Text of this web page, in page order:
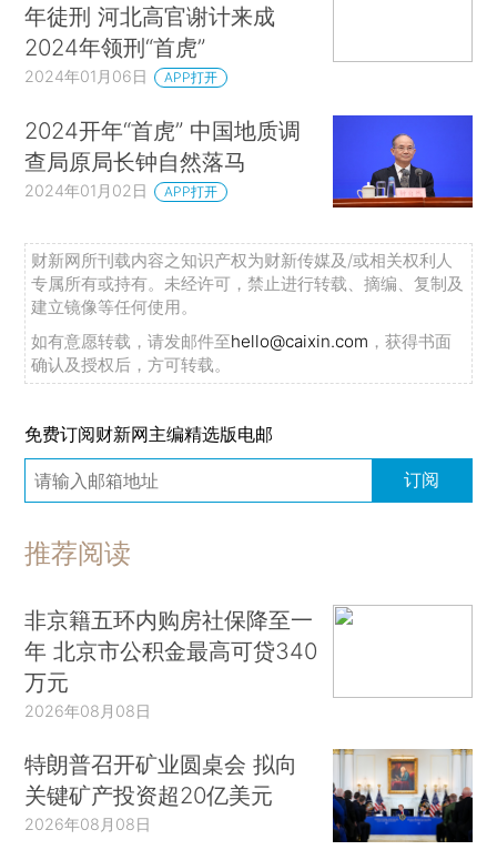
年徒刑 河北高官谢计来成
2024年领刑“首虎”
2024年01月06日 APP打开
2024开年“首虎” 中国地质调
查局原局长钟自然落马
2024年01月02日 APP打开
财新网所刊载内容之知识产权为财新传媒及/或相关权利人
专属所有或持有。未经许可，禁止进行转载、摘编、复制及
建立镜像等任何使用。
如有意愿转载，请发邮件至hello@caixin.com ，获得书面
确认及授权后，方可转载。
免费订阅财新网主编精选版电邮
订阅
推荐阅读
非京籍五环内购房社保降至一
年 北京市公积金最高可贷340
万元
2026年08月08日
特朗普召开矿业圆桌会 拟向
关键矿产投资超20亿美元
2026年08月08日